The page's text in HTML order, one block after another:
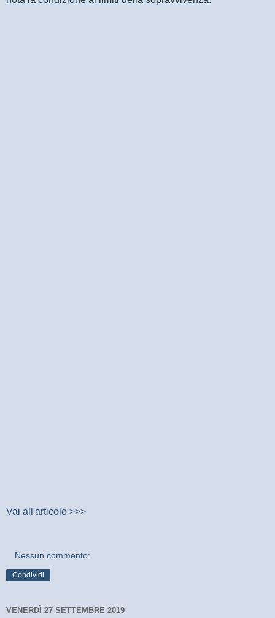
Vai all'articolo >>>
Nessun commento:
Condividi
VENERDÌ 27 SETTEMBRE 2019